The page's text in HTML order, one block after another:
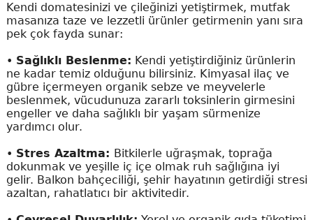
Kendi domatesinizi ve çileğinizi yetiştirmek, mutfak
masanıza taze ve lezzetli ürünler getirmenin yanı sıra
pek çok fayda sunar:
• Sağlıklı Beslenme: Kendi yetiştirdiğiniz ürünlerin
ne kadar temiz olduğunu bilirsiniz. Kimyasal ilaç ve
gübre içermeyen organik sebze ve meyvelerle
beslenmek, vücudunuza zararlı toksinlerin girmesini
engeller ve daha sağlıklı bir yaşam sürmenize
yardımcı olur.
• Stres Azaltma: Bitkilerle uğraşmak, toprağa
dokunmak ve yeşille iç içe olmak ruh sağlığına iyi
gelir. Balkon bahçeciliği, şehir hayatının getirdiği stresi
azaltan, rahatlatıcı bir aktivitedir.